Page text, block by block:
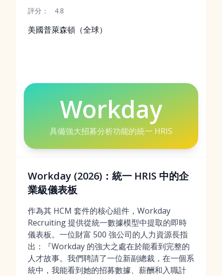
評分： 4.8
美國普萊森頓（全球）
Workday
具備強大招募分析功能的統一 HRIS
Workday (2026)：統一 HRIS 中的企
業級儀表板
作為其 HCM 套件的核心組件，Workday
Recruiting 提供從統一數據模型中提取的即時
儀表板。一位財富 500 強公司的人力資源長指
出：『Workday 的強大之處在於能看到完整的
人才故事。我們聘請了一位新副總裁，在一個系
統中，我能看到她的招募數據、薪酬和入職計